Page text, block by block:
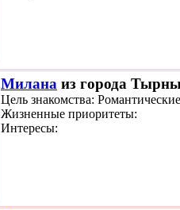
Милана из города
Цель знакомства:
Жизненные приоритеты:
Интересы: